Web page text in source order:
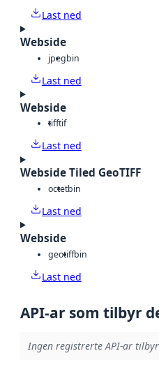
Last ned
Webside
jpegbin
Last ned
Webside
tifftif
Last ned
Webside Tiled GeoTIFF
octetbin
Last ned
Webside
geotiffbin
Last ned
API-ar som tilbyr
Ingen registrerte API-ar